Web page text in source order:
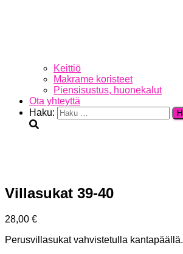
Keittiö
Makrame koristeet
Piensisustus, huonekalut
Ota yhteyttä
Haku:
Villasukat 39-40
28,00 €
Perusvillasukat vahvistetulla kantapäällä.